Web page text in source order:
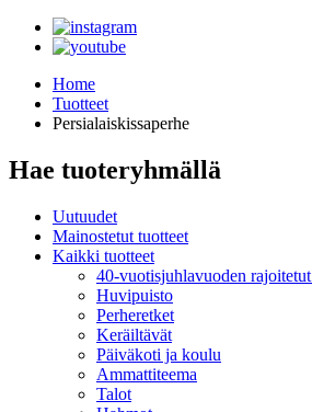
Home
Tuotteet
Persialaiskissaperhe
Hae tuoteryhmällä
Uutuudet
Mainostetut tuotteet
Kaikki tuotteet
40-vuotisjuhlavuoden
Huvipuisto
Perheretket
Keräiltävät
Päiväkoti ja koulu
Ammattiteema
Talot